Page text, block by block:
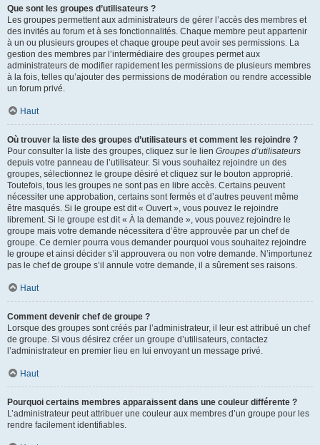
Que sont les groupes d’utilisateurs ?
Les groupes permettent aux administrateurs de gérer l’accès des membres et
des invités au forum et à ses fonctionnalités. Chaque membre peut appartenir
à un ou plusieurs groupes et chaque groupe peut avoir ses permissions. La
gestion des membres par l’intermédiaire des groupes permet aux
administrateurs de modifier rapidement les permissions de plusieurs membres
à la fois, telles qu’ajouter des permissions de modération ou rendre accessible
un forum privé.
Haut
Où trouver la liste des groupes d’utilisateurs et comment les rejoindre ?
Pour consulter la liste des groupes, cliquez sur le lien Groupes d’utilisateurs
depuis votre panneau de l’utilisateur. Si vous souhaitez rejoindre un des
groupes, sélectionnez le groupe désiré et cliquez sur le bouton approprié.
Toutefois, tous les groupes ne sont pas en libre accès. Certains peuvent
nécessiter une approbation, certains sont fermés et d’autres peuvent même
être masqués. Si le groupe est dit « Ouvert », vous pouvez le rejoindre
librement. Si le groupe est dit « À la demande », vous pouvez rejoindre le
groupe mais votre demande nécessitera d’être approuvée par un chef de
groupe. Ce dernier pourra vous demander pourquoi vous souhaitez rejoindre
le groupe et ainsi décider s’il approuvera ou non votre demande. N’importunez
pas le chef de groupe s’il annule votre demande, il a sûrement ses raisons.
Haut
Comment devenir chef de groupe ?
Lorsque des groupes sont créés par l’administrateur, il leur est attribué un chef
de groupe. Si vous désirez créer un groupe d’utilisateurs, contactez
l’administrateur en premier lieu en lui envoyant un message privé.
Haut
Pourquoi certains membres apparaissent dans une couleur différente ?
L’administrateur peut attribuer une couleur aux membres d’un groupe pour les
rendre facilement identifiables.